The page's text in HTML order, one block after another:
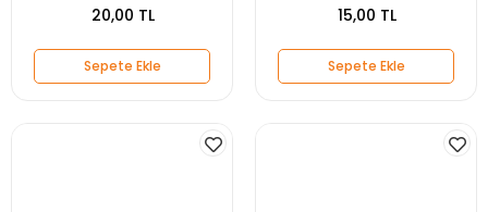
20,00 TL
Sepete Ekle
15,00 TL
Sepete Ekle